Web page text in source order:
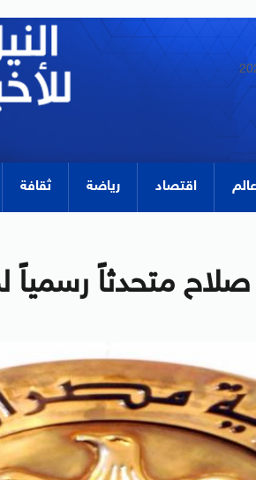
عالم اقتصاد رياضة ثقافة
متحدثاً رسمياً